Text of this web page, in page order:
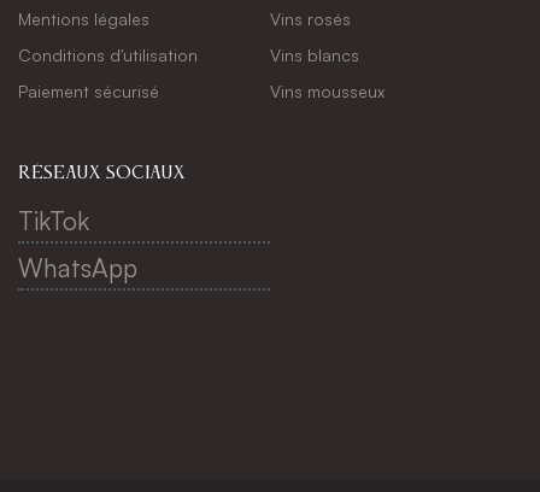
Mentions légales
Conditions d'utilisation
Paiement sécurisé
Vins rosés
Vins blancs
Vins mousseux
réseaux sociaux
TikTok
WhatsApp